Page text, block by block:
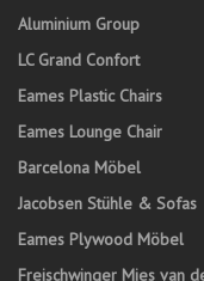
Aluminium Group
LC Grand Confort
Eames Plastic Chairs
Eames Lounge Chair
Barcelona Möbel
Jacobsen Stühle & Sofas
Eames Plywood Möbel
Freischwinger Mies van